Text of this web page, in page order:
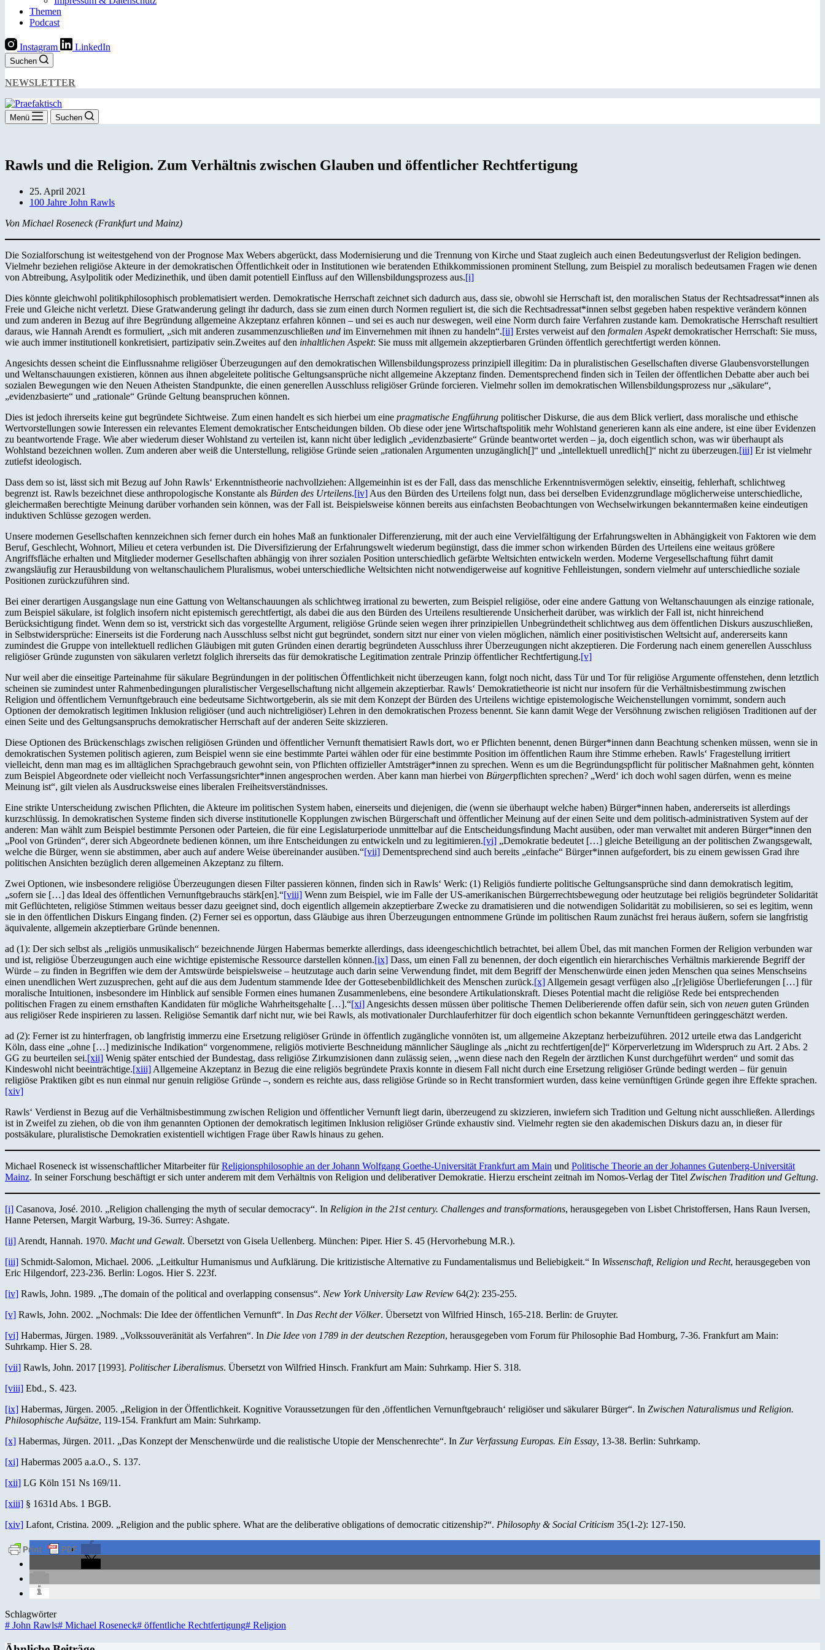
Themen
Podcast
Instagram LinkedIn
Suchen
NEWSLETTER
Menü Suchen
Rawls und die Religion. Zum Verhältnis zwischen Glauben und öffentlicher Rechtfertigung
25. April 2021
100 Jahre John Rawls
Von Michael Roseneck (Frankfurt und Mainz)
Die Sozialforschung ist weitestgehend von der Prognose Max Webers abgerückt, dass Modernisierung und die Trennung von Kirche und Staat zugleich auch einen Bedeutungsverlust der Religion bedingen.
Vielmehr beziehen religiöse Akteure in der demokratischen Öffentlichkeit oder in Institutionen wie beratenden Ethikkommissionen prominent Stellung, zum Beispiel zu moralisch bedeutsamen Fragen wie denen
von Abtreibung, Asylpolitik oder Medizinethik, und üben damit potentiell Einfluss auf den Willensbildungsprozess aus.[i]
Dies könnte gleichwohl politikphilosophisch problematisiert werden. Demokratische Herrschaft zeichnet sich dadurch aus, dass sie, obwohl sie Herrschaft ist, den moralischen Status der Rechtsadressat*innen als
Freie und Gleiche nicht verletzt. Diese Gratwanderung gelingt ihr dadurch, dass sie zum einen durch Normen reguliert ist, die sich die Rechtsadressat*innen selbst gegeben haben respektive verändern können
und zum anderen in Bezug auf ihre Begründung allgemeine Akzeptanz erfahren können – und sei es auch nur deswegen, weil eine Norm durch faire Verfahren zustande kam. Demokratische Herrschaft resultiert
daraus, wie Hannah Arendt es formuliert, „sich mit anderen zusammenzuschließen und im Einvernehmen mit ihnen zu handeln“.[ii] Erstes verweist auf den formalen Aspektdemokratischer Herrschaft: Sie muss,
wie auch immer institutionell konkretisiert, partizipativ sein.Zweites auf den inhaltlichen Aspekt: Sie muss mit allgemein akzeptierbaren Gründen öffentlich gerechtfertigt werden können.
Angesichts dessen scheint die Einflussnahme religiöser Überzeugungen auf den demokratischen Willensbildungsprozess prinzipiell illegitim: Da in pluralistischen Gesellschaften diverse Glaubensvorstellungen
und Weltanschauungen existieren, können aus ihnen abgeleitete politische Geltungsansprüche nicht allgemeine Akzeptanz finden. Dementsprechend finden sich in Teilen der öffentlichen Debatte aber auch bei
sozialen Bewegungen wie den Neuen Atheisten Standpunkte, die einen generellen Ausschluss religiöser Gründe forcieren. Vielmehr sollen im demokratischen Willensbildungsprozess nur „säkulare“,
„evidenzbasierte“ und „rationale“ Gründe Geltung beanspruchen können.
Dies ist jedoch ihrerseits keine gut begründete Sichtweise. Zum einen handelt es sich hierbei um eine pragmatische Engführung politischer Diskurse, die aus dem Blick verliert, dass moralische und ethische
Wertvorstellungen sowie Interessen ein relevantes Element demokratischer Entscheidungen bilden. Ob diese oder jene Wirtschaftspolitik mehr Wohlstand generieren kann als eine andere, ist eine über Evidenzen
zu beantwortende Frage. Wie aber wiederum dieser Wohlstand zu verteilen ist, kann nicht über lediglich „evidenzbasierte“ Gründe beantwortet werden – ja, doch eigentlich schon, was wir überhaupt als
Wohlstand bezeichnen wollen. Zum anderen aber weiß die Unterstellung, religiöse Gründe seien „rationalen Argumenten unzugänglich[]“ und „intellektuell unredlich[]“ nicht zu überzeugen.[iii] Er ist vielmehr
zutiefst ideologisch.
Dass dem so ist, lässt sich mit Bezug auf John Rawls‘ Erkenntnistheorie nachvollziehen: Allgemeinhin ist es der Fall, dass das menschliche Erkenntnisvermögen selektiv, einseitig, fehlerhaft, schlichtweg
begrenzt ist. Rawls bezeichnet diese anthropologische Konstante als Bürden des Urteilens.[iv] Aus den Bürden des Urteilens folgt nun, dass bei derselben Evidenzgrundlage möglicherweise unterschiedliche,
gleichermaßen berechtigte Meinung darüber vorhanden sein können, was der Fall ist. Beispielsweise können bereits aus einfachsten Beobachtungen von Wechselwirkungen bekanntermaßen keine eindeutigen
induktiven Schlüsse gezogen werden.
Unsere modernen Gesellschaften kennzeichnen sich ferner durch ein hohes Maß an funktionaler Differenzierung, mit der auch eine Vervielfältigung der Erfahrungswelten in Abhängigkeit von Faktoren wie dem
Beruf, Geschlecht, Wohnort, Milieu et cetera verbunden ist. Die Diversifizierung der Erfahrungswelt wiederum begünstigt, dass die immer schon wirkenden Bürden des Urteilens eine weitaus größere
Angriffsfläche erhalten und Mitglieder moderner Gesellschaften abhängig von ihrer sozialen Position unterschiedlich gefärbte Weltsichten entwickeln werden. Moderne Vergesellschaftung führt damit
zwangsläufig zur Herausbildung von weltanschaulichem Pluralismus, wobei unterschiedliche Weltsichten nicht notwendigerweise auf kognitive Fehlleistungen, sondern vielmehr auf unterschiedliche soziale
Positionen zurückzuführen sind.
Bei einer derartigen Ausgangslage nun eine Gattung von Weltanschauungen als schlichtweg irrational zu bewerten, zum Beispiel religiöse, oder eine andere Gattung von Weltanschauungen als einzige rationale,
zum Beispiel säkulare, ist folglich insofern nicht epistemisch gerechtfertigt, als dabei die aus den Bürden des Urteilens resultierende Unsicherheit darüber, was wirklich der Fall ist, nicht hinreichend
Berücksichtigung findet. Wenn dem so ist, verstrickt sich das vorgestellte Argument, religiöse Gründe seien wegen ihrer prinzipiellen Unbegründetheit schlichtweg aus dem öffentlichen Diskurs auszuschließen,
in Selbstwidersprüche: Einerseits ist die Forderung nach Ausschluss selbst nicht gut begründet, sondern sitzt nur einer von vielen möglichen, nämlich einer positivistischen Weltsicht auf, andererseits kann
zumindest die Gruppe von intellektuell redlichen Gläubigen mit guten Gründen einen derartig begründeten Ausschluss ihrer Überzeugungen nicht akzeptieren. Die Forderung nach einem generellen Ausschluss
religiöser Gründe zugunsten von säkularen verletzt folglich ihrerseits das für demokratische Legitimation zentrale Prinzip öffentlicher Rechtfertigung.[v]
Nur weil aber die einseitige Parteinahme für säkulare Begründungen in der politischen Öffentlichkeit nicht überzeugen kann, folgt noch nicht, dass Tür und Tor für religiöse Argumente offenstehen, denn letztlich
scheinen sie zumindest unter Rahmenbedingungen pluralistischer Vergesellschaftung nicht allgemein akzeptierbar. Rawls‘ Demokratietheorie ist nicht nur insofern für die Verhältnisbestimmung zwischen
Religion und öffentlichem Vernunftgebrauch eine bedeutsame Sichtwortgeberin, als sie mit dem Konzept der Bürden des Urteilens wichtige epistemologische Weichenstellungen vornimmt, sondern auch
Optionen der demokratisch legitimen Inklusion religiöser (und auch nichtreligiöser) Lehren in den demokratischen Prozess benennt. Sie kann damit Wege der Versöhnung zwischen religiösen Traditionen auf der
einen Seite und des Geltungsanspruchs demokratischer Herrschaft auf der anderen Seite skizzieren.
Diese Optionen des Brückenschlags zwischen religiösen Gründen und öffentlicher Vernunft thematisiert Rawls dort, wo er Pflichten benennt, denen Bürger*innen dann Beachtung schenken müssen, wenn sie in
demokratischen Systemen politisch agieren, zum Beispiel wenn sie eine bestimmte Partei wählen oder für eine bestimmte Position im öffentlichen Raum ihre Stimme erheben. Rawls‘ Fragestellung irritiert
vielleicht, denn man mag es im alltäglichen Sprachgebrauch gewohnt sein, von Pflichten offizieller Amtsträger*innen zu sprechen. Wenn es um die Begründungspflicht für politischer Maßnahmen geht, könnten
zum Beispiel Abgeordnete oder vielleicht noch Verfassungsrichter*innen angesprochen werden. Aber kann man hierbei von Bürgerpflichten sprechen? „Werd‘ ich doch wohl sagen dürfen, wenn es meine
Meinung ist“, gilt vielen als Ausdrucksweise eines liberalen Freiheitsverständnisses.
Eine strikte Unterscheidung zwischen Pflichten, die Akteure im politischen System haben, einerseits und diejenigen, die (wenn sie überhaupt welche haben) Bürger*innen haben, andererseits ist allerdings
kurzschlüssig. In demokratischen Systeme finden sich diverse institutionelle Kopplungen zwischen Bürgerschaft und öffentlicher Meinung auf der einen Seite und dem politisch-administrativen System auf der
anderen: Man wählt zum Beispiel bestimmte Personen oder Parteien, die für eine Legislaturperiode unmittelbar auf die Entscheidungsfindung Macht ausüben, oder man verwaltet mit anderen Bürger*innen den
„Pool von Gründen“, derer sich Abgeordnete bedienen können, um ihre Entscheidungen zu entwickeln und zu legitimieren.[vi] „Demokratie bedeutet […] gleiche Beteiligung an der politischen Zwangsgewalt,
welche die Bürger, wenn sie abstimmen, aber auch auf andere Weise übereinander ausüben.“[vii] Dementsprechend sind auch bereits „einfache“ Bürger*innen aufgefordert, bis zu einem gewissen Grad ihre
politischen Ansichten bezüglich deren allgemeinen Akzeptanz zu filtern.
Zwei Optionen, wie insbesondere religiöse Überzeugungen diesen Filter passieren können, finden sich in Rawls‘ Werk: (1) Religiös fundierte politische Geltungsansprüche sind dann demokratisch legitim,
„sofern sie […] das Ideal des öffentlichen Vernunftgebrauchs stärk[en].“[viii] Wenn zum Beispiel, wie im Falle der US-amerikanischen Bürgerrechtsbewegung oder heutzutage bei religiös begründeter Solidarität
mit Geflüchteten, religiöse Stimmen weitaus besser dazu geeignet sind, doch eigentlich allgemein akzeptierbare Zwecke zu dramatisieren und die notwendigen Solidarität zu mobilisieren, so sei es legitim, wenn
sie in den öffentlichen Diskurs Eingang finden. (2) Ferner sei es opportun, dass Gläubige aus ihren Überzeugungen entnommene Gründe im politischen Raum zunächst frei heraus äußern, sofern sie langfristig
äquivalente, allgemein akzeptierbare Gründe benennen.
ad (1): Der sich selbst als „religiös unmusikalisch“ bezeichnende Jürgen Habermas bemerkte allerdings, dass ideengeschichtlich betrachtet, bei allem Übel, das mit manchen Formen der Religion verbunden war
und ist, religiöse Überzeugungen auch eine wichtige epistemische Ressource darstellen können.[ix] Dass, um einen Fall zu benennen, der doch eigentlich ein hierarchisches Verhältnis markierende Begriff der
Würde – zu finden in Begriffen wie dem der Amtswürde beispielsweise – heutzutage auch darin seine Verwendung findet, mit dem Begriff der Menschenwürde einen jeden Menschen qua seines Menschseins
einen unendlichen Wert zuzusprechen, geht auf die aus dem Judentum stammende Idee der Gottesebenbildlichkeit des Menschen zurück.[x] Allgemein gesagt verfügen also „[r]eligiöse Überlieferungen […] für
moralische Intuitionen, insbesondere im Hinblick auf sensible Formen eines humanen Zusammenlebens, eine besondere Artikulationskraft. Dieses Potential macht die religiöse Rede bei entsprechenden
politischen Fragen zu einem ernsthaften Kandidaten für mögliche Wahrheitsgehalte […].“[xi] Angesichts dessen müssen über politische Themen Deliberierende offen dafür sein, sich von neuen guten Gründen
aus religiöser Rede inspirieren zu lassen. Religiöse Semantik darf nicht nur, wie bei Rawls, als motivationaler Durchlauferhitzer für doch eigentlich schon bekannte Vernunftideen geringgeschätzt werden.
ad (2): Ferner ist zu hinterfragen, ob langfristig immerzu eine Ersetzung religiöser Gründe in öffentlich zugängliche vonnöten ist, um allgemeine Akzeptanz herbeizuführen. 2012 urteile etwa das Landgericht
Köln, dass eine „ohne […] medizinische Indikation“ vorgenommene, religiös motivierte Beschneidung männlicher Säuglinge als „nicht zu rechtfertigen[de]“ Körperverletzung im Widerspruch zu Art. 2 Abs. 2
GG zu beurteilen sei.[xii] Wenig später entschied der Bundestag, dass religiöse Zirkumzisionen dann zulässig seien, „wenn diese nach den Regeln der ärztlichen Kunst durchgeführt werden“ und somit das
Kindeswohl nicht beeinträchtige.[xiii] Allgemeine Akzeptanz in Bezug die eine religiös begründete Praxis konnte in diesem Fall nicht durch eine Ersetzung religiöser Gründe bedingt werden – für genuin
religiöse Praktiken gibt es nun einmal nur genuin religiöse Gründe –, sondern es reichte aus, dass religiöse Gründe so in Recht transformiert wurden, dass keine vernünftigen Gründe gegen ihre Effekte sprachen.
[xiv]
Rawls‘ Verdienst in Bezug auf die Verhältnisbestimmung zwischen Religion und öffentlicher Vernunft liegt darin, überzeugend zu skizzieren, inwiefern sich Tradition und Geltung nicht ausschließen. Allerdings
ist in Zweifel zu ziehen, ob die von ihm genannten Optionen der demokratisch legitimen Inklusion religiöser Gründe exhaustiv sind. Vielmehr regten sie den akademischen Diskurs dazu an, in dieser für
postsäkulare, pluralistische Demokratien existentiell wichtigen Frage über Rawls hinaus zu gehen.
Michael Roseneck ist wissenschaftlicher Mitarbeiter fürReligionsphilosophie an der Johann Wolfgang Goethe-Universität Frankfurt am Main und Politische Theorie an der Johannes Gutenberg-Universität
Mainz. In seiner Forschung beschäftigt er sich unter anderem mit dem Verhältnis von Religion und deliberativer Demokratie. Hierzu erscheint zeitnah im Nomos-Verlag der Titel Zwischen Tradition und Geltung.
[i] Casanova, José. 2010. „Religion challenging the myth of secular democracy“. In Religion in the 21st century. Challenges and transformations, herausgegeben von Lisbet Christoffersen, Hans Raun Iversen,
Hanne Petersen, Margit Warburg, 19-36. Surrey: Ashgate.
[ii] Arendt, Hannah. 1970. Macht und Gewalt. Übersetzt von Gisela Uellenberg. München: Piper. Hier S. 45 (Hervorhebung M.R.).
[iii] Schmidt-Salomon, Michael. 2006. „Leitkultur Humanismus und Aufklärung. Die kritizistische Alternative zu Fundamentalismus und Beliebigkeit.“ In Wissenschaft, Religion und Recht, herausgegeben von
Eric Hilgendorf, 223-236. Berlin: Logos. Hier S. 223f.
[iv] Rawls, John. 1989. „The domain of the political and overlapping consensus“. New York University Law Review 64(2): 235-255.
[v] Rawls, John. 2002. „Nochmals: Die Idee der öffentlichen Vernunft“. In Das Recht der Völker. Übersetzt von Wilfried Hinsch, 165-218. Berlin: de Gruyter.
[vi] Habermas, Jürgen. 1989. „Volkssouveränität als Verfahren“. In Die Idee von 1789 in der deutschen Rezeption, herausgegeben vom Forum für Philosophie Bad Homburg, 7-36. Frankfurt am Main:
Suhrkamp. Hier S. 28.
[vii] Rawls, John. 2017 [1993]. Politischer Liberalismus. Übersetzt von Wilfried Hinsch. Frankfurt am Main: Suhrkamp. Hier S. 318.
[viii] Ebd., S. 423.
[ix] Habermas, Jürgen. 2005. „Religion in der Öffentlichkeit. Kognitive Voraussetzungen für den ,öffentlichen Vernunftgebrauch‘ religiöser und säkularer Bürger“. In Zwischen Naturalismus und Religion.
Philosophische Aufsätze, 119-154. Frankfurt am Main: Suhrkamp.
[x] Habermas, Jürgen. 2011. „Das Konzept der Menschenwürde und die realistische Utopie der Menschenrechte“. In Zur Verfassung Europas. Ein Essay, 13-38. Berlin: Suhrkamp.
[xi] Habermas 2005 a.a.O., S. 137.
[xii] LG Köln 151 Ns 169/11.
[xiii] § 1631d Abs. 1 BGB.
[xiv] Lafont, Cristina. 2009. „Religion and the public sphere. What are the deliberative obligations of democratic citizenship?“. Philosophy & Social Criticism 35(1-2): 127-150.
Schlagwörter
# John Rawls# Michael Roseneck# öffentliche Rechtfertigung# Religion